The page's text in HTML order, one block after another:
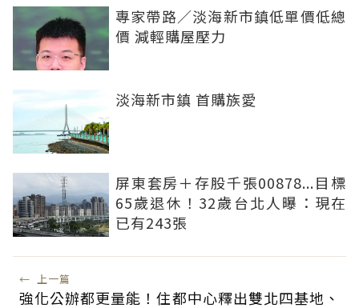
專家帶路／淡海新市鎮低單價低總
價 減輕購屋壓力
淡海新市鎮 首購族愛
屏東套房＋存股千張00878...目標
65歲退休！32歲台北人曝：現在
已有243張
← 上一篇
強化公辦都更量能！住都中心釋出雙北四基地、